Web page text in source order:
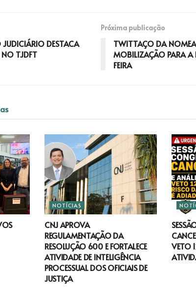
DESTACA
TJDFT
Próxima publicação
TWITTAÇO DA
MOBILIZAÇÃO PARA A
FEIRA
NOTÍCIAS
CNJ APROVA
REGULAMENTAÇÃO DA
RESOLUÇÃO 600 E FORTALECE
ATIVIDADE DE INTELIGÊNCIA
PROCESSUAL DOS OFICIAIS DE
JUSTIÇA
VETO